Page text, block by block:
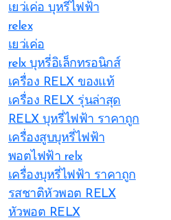
เยว่เค่อ บุหรี่ไฟฟ้า
relex
เยว่เค่อ
relx บุหรี่อิเล็กทรอนิกส์
เครื่อง RELX ของแท้
เครื่อง RELX รุ่นล่าสุด
RELX บุหรี่ไฟฟ้า ราคาถูก
เครื่องสูบบุหรี่ไฟฟ้า
พอตไฟฟ้า relx
เครื่องบุหรี่ไฟฟ้า ราคาถูก
รสชาติหัวพอต RELX
หัวพอต RELX